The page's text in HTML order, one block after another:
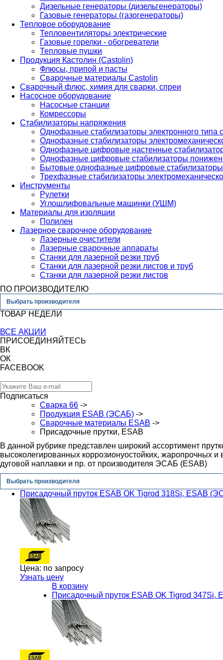
Дизельные генераторы (дизельгенераторы)
Газовые генераторы (газогенераторы)
Тепловое оборудование
Тепловентиляторы электрические
Газовые горелки - обогреватели
Тепловые пушки
Продукция Кастолин (Castolin)
Флюсы, припой и пасты
Сварочные материалы Castolin
Сварочный флюс, химия для сварки, спреи
Насосное оборудование
Насосные станции
Комрессоры
Стабилизаторы напряжения
Однофазные стабилизаторы электронного
Однофазные стабилизаторы
Однофазные цифровые настенные
Однофазные цифровые стабилизаторы
Бытовые однофазные цифровые стабилизаторы
Трехфазные стабилизаторы
Инструменты
Рулетки
Углошлифовальные машинки (УШМ)
Материалы для изоляции
Полилен
Лазерное сварочное оборудование
Лазерные очистители
Лазерные сварочные аппараты
Станки для лазерной резки труб
Станки для лазерной резки листов и труб
Станки для лазерной резки листов
ПО ПРОИЗВОДИТЕЛЮ
Выбрать производителя
ТОВАР НЕДЕЛИ
ВСЕ АКЦИИ
ПРИСОЕДИНЯЙТЕСЬ
ВК
ОК
FACEBOOK
Подписаться
Сварка 66 ->
Продукция ESAB (ЭСАБ) ->
Сварочные материалы ESAB ->
Присадочные прутки, ESAB
В данной рубрике представлен широкий ассортимент
высоколегированных коррозионyостойких, жаропрочных и
дуговой наплавки и пр. от производителя ЭСАБ (ESAB)
Выбрать производителя
Присадочный пруток ESAB OK Tigrod 318Si, ESAB
Цена: по запросу
Узнать цену
В корзину
Присадочный пруток ESAB OK Tigrod 347Si,